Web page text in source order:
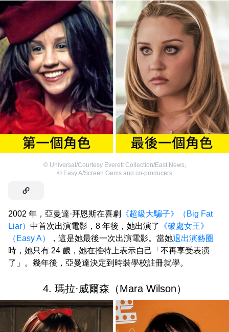
© Universal/Courtesy Everett Collection/East News,
© Easy A/Screen Gems and co-producers
2002 年，亞曼達·拜恩斯在喜劇
《超級大騙子》（Big Fat
Liar） 中首次出演電影，8 年後，她出演了
《破處女王》
（Easy A）
，這是她最後一次出演電影。當她退出演藝圈
時，她只有 24 歲，她在推特上表示自己「不再享受表演
了」。幾年後，亞曼達決定到時裝學校註冊就學。
4. 瑪拉·威爾森（Mara Wilson）